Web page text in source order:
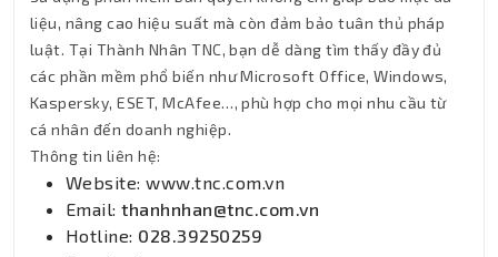
liệu, nâng cao hiệu suất mà còn đảm bảo tuân thủ pháp
luật. Tại Thành Nhân TNC, bạn dễ dàng tìm thấy đầy đủ
các phần mềm phổ biến như Microsoft Office, Windows,
Kaspersky, ESET, McAfee…, phù hợp cho mọi nhu cầu từ
cá nhân đến doanh nghiệp.
Thông tin liên hệ:
Website: www.tnc.com.vn
Email:thanhnhan@tnc.com.vn
Hotline: 028.39250259